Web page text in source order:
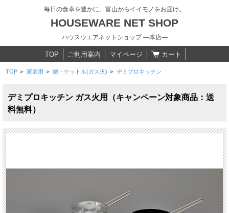
毎日の食卓を豊かに。富山からイイモノをお届け。
HOUSEWARE NET SHOP
ハウスウエアネットショップ ―本店―
TOP ご利用案内 マイページ カート
TOP > 家庭用 > 鍋・ケットル(ガス火) > デミプロキッチン
デミプロキッチン ガス火用（キャンペーン対象商品：送
料無料）